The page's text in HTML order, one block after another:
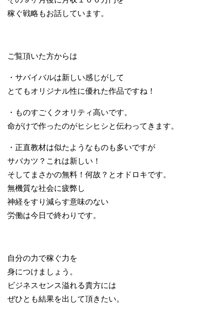
稼ぐ戦略もお話しています。
ご覧頂いた方からは
・サバイバルは新しい感じがして
とてもオリジナル性に優れた作品ですね！
・ものすごくクオリティ高いです。
命がけで作ったのがヒシヒシと伝わってきます。
・正直教材は似たようなものも多いですが
サバカツ？これは新しい！
そしてまさかの無料！何故？とオドロキです。
無機質な社会に疲弊し
神経をすり減らす意味のない
労働は今日で終わりです。
自分の力で稼ぐ力を
身につけましょう。
ビジネスセンス溢れる貴方には
ぜひとも結果を出して頂きたい。